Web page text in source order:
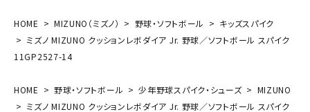
HOME MIZUNO（ミズノ） 野球・ソフトボール
キッズスパイク
ミズノ MIZUNO クッションレボダイア Jr. 野球／ソフトボール スパイク
11GP2527-14
HOME 野球・ソフトボール 少年野球スパイク・シューズ
MIZUNO
ミズノ MIZUNO クッションレボダイア Jr. 野球／ソフトボール スパイク